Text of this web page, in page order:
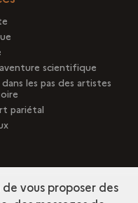
scientifique
les pas des artistes
pariétal
vous proposer des